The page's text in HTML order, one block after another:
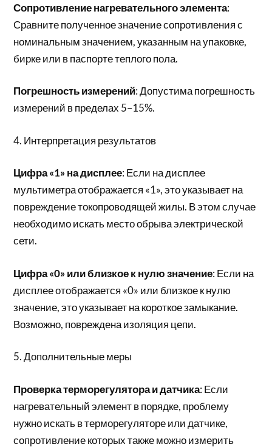
Сопротивление нагревательного элемента:
Сравните полученное значение сопротивления с
номинальным значением, указанным на упаковке,
бирке или в паспорте теплого пола.
Погрешность измерений: Допустима погрешность
измерений в пределах 5–15%.
4. Интерпретация результатов
Цифра «1» на дисплее: Если на дисплее
мультиметра отображается «1», это указывает на
повреждение токопроводящей жилы. В этом случае
необходимо искать место обрыва электрической
сети.
Цифра «0» или близкое к нулю значение: Если на
дисплее отображается «0» или близкое к нулю
значение, это указывает на короткое замыкание.
Возможно, повреждена изоляция цепи.
5. Дополнительные меры
Проверка терморегулятора и датчика: Если
нагревательный элемент в порядке, проблему
нужно искать в терморегуляторе или датчике,
сопротивление которых также можно измерить